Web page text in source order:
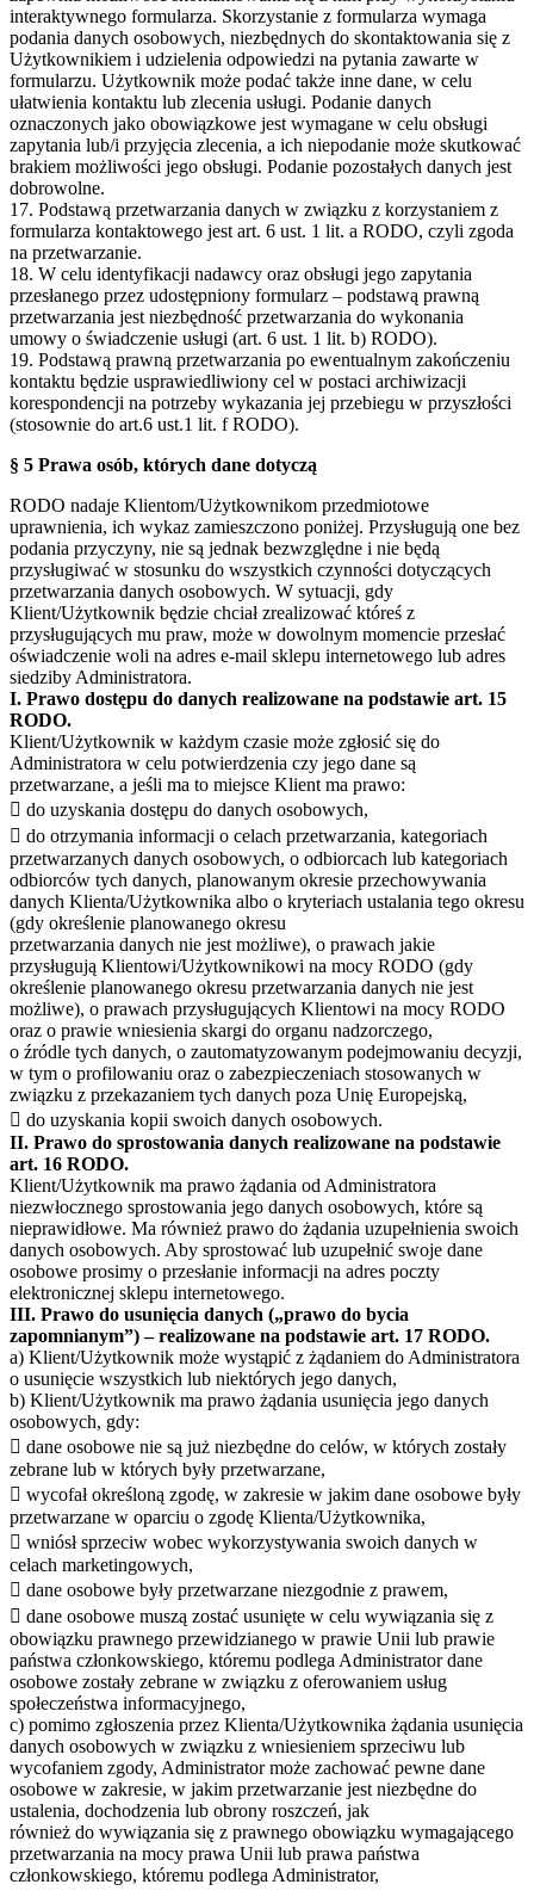
interaktywnego formularza. Skorzystanie z formularza wymaga
podania danych osobowych, niezbędnych do skontaktowania się z
Użytkownikiem i udzielenia odpowiedzi na pytania zawarte w
formularzu. Użytkownik może podać także inne dane, w celu
ułatwienia kontaktu lub zlecenia usługi. Podanie danych
oznaczonych jako obowiązkowe jest wymagane w celu obsługi
zapytania lub/i przyjęcia zlecenia, a ich niepodanie może skutkować
brakiem możliwości jego obsługi. Podanie pozostałych danych jest
dobrowolne.
17. Podstawą przetwarzania danych w związku z korzystaniem z
formularza kontaktowego jest art. 6 ust. 1 lit. a RODO, czyli zgoda
na przetwarzanie.
18. W celu identyfikacji nadawcy oraz obsługi jego zapytania
przesłanego przez udostępniony formularz – podstawą prawną
przetwarzania jest niezbędność przetwarzania do wykonania
umowy o świadczenie usługi (art. 6 ust. 1 lit. b) RODO).
19. Podstawą prawną przetwarzania po ewentualnym zakończeniu
kontaktu będzie usprawiedliwiony cel w postaci archiwizacji
korespondencji na potrzeby wykazania jej przebiegu w przyszłości
(stosownie do art.6 ust.1 lit. f RODO).
§ 5 Prawa osób, których dane dotyczą
RODO nadaje Klientom/Użytkownikom przedmiotowe
uprawnienia, ich wykaz zamieszczono poniżej. Przysługują one bez
podania przyczyny, nie są jednak bezwzględne i nie będą
przysługiwać w stosunku do wszystkich czynności dotyczących
przetwarzania danych osobowych. W sytuacji, gdy
Klient/Użytkownik będzie chciał zrealizować któreś z
przysługujących mu praw, może w dowolnym momencie przesłać
oświadczenie woli na adres e-mail sklepu internetowego lub adres
siedziby Administratora.
I. Prawo dostępu do danych realizowane na podstawie art. 15
RODO.
Klient/Użytkownik w każdym czasie może zgłosić się do
Administratora w celu potwierdzenia czy jego dane są
przetwarzane, a jeśli ma to miejsce Klient ma prawo:
 do uzyskania dostępu do danych osobowych,
 do otrzymania informacji o celach przetwarzania, kategoriach
przetwarzanych danych osobowych, o odbiorcach lub kategoriach
odbiorców tych danych, planowanym okresie przechowywania
danych Klienta/Użytkownika albo o kryteriach ustalania tego okresu
(gdy określenie planowanego okresu
przetwarzania danych nie jest możliwe), o prawach jakie
przysługują Klientowi/Użytkownikowi na mocy RODO (gdy
określenie planowanego okresu przetwarzania danych nie jest
możliwe), o prawach przysługujących Klientowi na mocy RODO
oraz o prawie wniesienia skargi do organu nadzorczego,
o źródle tych danych, o zautomatyzowanym podejmowaniu decyzji,
w tym o profilowaniu oraz o zabezpieczeniach stosowanych w
związku z przekazaniem tych danych poza Unię Europejską,
 do uzyskania kopii swoich danych osobowych.
II. Prawo do sprostowania danych realizowane na podstawie
art. 16 RODO.
Klient/Użytkownik ma prawo żądania od Administratora
niezwłocznego sprostowania jego danych osobowych, które są
nieprawidłowe. Ma również prawo do żądania uzupełnienia swoich
danych osobowych. Aby sprostować lub uzupełnić swoje dane
osobowe prosimy o przesłanie informacji na adres poczty
elektronicznej sklepu internetowego.
III. Prawo do usunięcia danych („prawo do bycia
zapomnianym”) – realizowane na podstawie art. 17 RODO.
a) Klient/Użytkownik może wystąpić z żądaniem do Administratora
o usunięcie wszystkich lub niektórych jego danych,
b) Klient/Użytkownik ma prawo żądania usunięcia jego danych
osobowych, gdy:
 dane osobowe nie są już niezbędne do celów, w których zostały
zebrane lub w których były przetwarzane,
 wycofał określoną zgodę, w zakresie w jakim dane osobowe były
przetwarzane w oparciu o zgodę Klienta/Użytkownika,
 wniósł sprzeciw wobec wykorzystywania swoich danych w
celach marketingowych,
 dane osobowe były przetwarzane niezgodnie z prawem,
 dane osobowe muszą zostać usunięte w celu wywiązania się z
obowiązku prawnego przewidzianego w prawie Unii lub prawie
państwa członkowskiego, któremu podlega Administrator dane
osobowe zostały zebrane w związku z oferowaniem usług
społeczeństwa informacyjnego,
c) pomimo zgłoszenia przez Klienta/Użytkownika żądania usunięcia
danych osobowych w związku z wniesieniem sprzeciwu lub
wycofaniem zgody, Administrator może zachować pewne dane
osobowe w zakresie, w jakim przetwarzanie jest niezbędne do
ustalenia, dochodzenia lub obrony roszczeń, jak
również do wywiązania się z prawnego obowiązku wymagającego
przetwarzania na mocy prawa Unii lub prawa państwa
członkowskiego, któremu podlega Administrator,